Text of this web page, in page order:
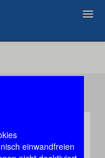
einwandfreien
nach 60 Sekunden